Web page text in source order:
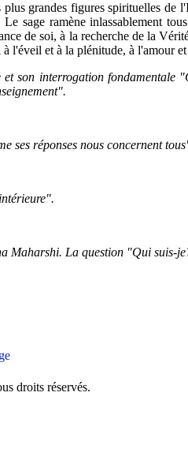
grandes figures spirituelles de
sage ramène inlassablement
de soi, à la recherche de la
l'éveil et à la plénitude, à l'amour
son interrogation fondamentale
ses réponses nous concernent
Maharshi. La question "Qui suis-
droits réservés.